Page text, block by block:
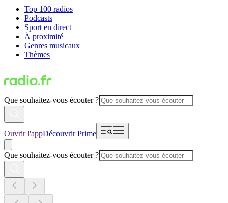
Top 100 radios
Podcasts
Sport en direct
À proximité
Genres musicaux
Thèmes
Que souhaitez-vous écouter ?
Ouvrir l'appDécouvrir Prime
Que souhaitez-vous écouter ?